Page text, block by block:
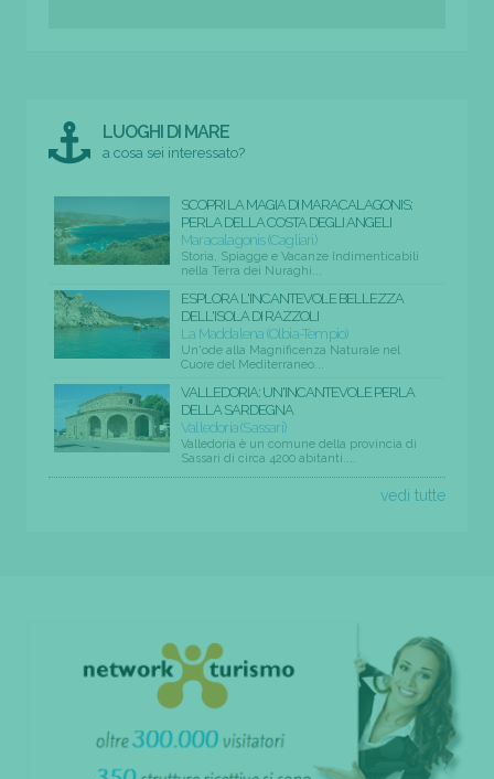
LUOGHI DI MARE
a cosa sei interessato?
SCOPRI LA MAGIA DI MARACALAGONIS:
PERLA DELLA COSTA DEGLI ANGELI
Maracalagonis (Cagliari)
Storia, Spiagge e Vacanze Indimenticabili
nella Terra dei Nuraghi...
ESPLORA L'INCANTEVOLE BELLEZZA
DELL'ISOLA DI RAZZOLI
La Maddalena (Olbia-Tempio)
Un'ode alla Magnificenza Naturale nel
Cuore del Mediterraneo...
VALLEDORIA: UN'INCANTEVOLE PERLA
DELLA SARDEGNA
Valledoria (Sassari)
Valledoria è un comune della provincia di
Sassari di circa 4200 abitanti....
vedi tutte